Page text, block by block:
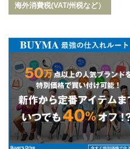
海外消費税(VAT/州税など）